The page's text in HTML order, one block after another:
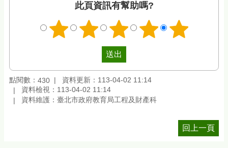
此頁資訊有幫助嗎?
點閱數： 430
資料更新：113-04-02 11:14
資料檢視：113-04-02 11:14
資料維護：臺北市政府教育局工程及財產科
回上一頁